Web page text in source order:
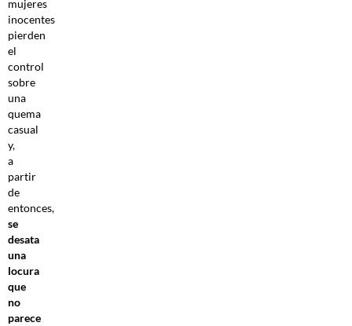
mujeres
inocentes
pierden
el
control
sobre
una
quema
casual
y,
a
partir
de
entonces,
se
desata
una
locura
que
no
parece